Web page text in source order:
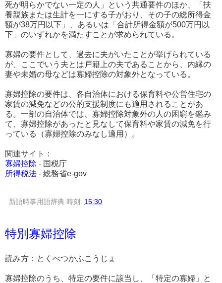
死が明らかでない一定の人」という共通要件のほか、「扶
養親族または生計を一にする子がおり、その子の総所得金
額が38万円以下」、あるいは「合計所得金額が500万円以
下」のいずれかを満たすことが求められている。
寡婦の要件として、過去に夫がいたことが挙げられている
が、ここでいう夫とは戸籍上の夫であることから、内縁の
妻や未婚の母などは寡婦控除の対象外となっている。
寡婦控除の要件は、各自治体における保育料や公営住宅の
家賃の減免などの公的支援制度にも適用されることがあ
る。一部の自治体では、寡婦控除対象外の人の困窮を鑑み
て、寡婦控除があったと見なして保育料や家賃の減免を行
っている（寡婦控除のみなし適用）。
関連サイト：
寡婦控除 - 国税庁
所得税法 - 総務省e-gov
新語時事用語辞典 時刻: 15:30
特別寡婦控除
読み方：とくべつかふこうじょ
寡婦控除のうち、特定の要件に該当し、「特定の寡婦」と